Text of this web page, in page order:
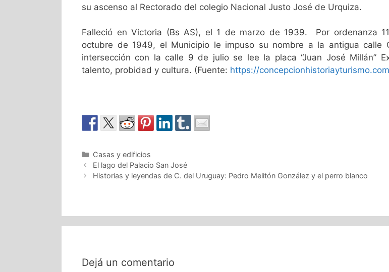
su ascenso al Rectorado del colegio Nacional Justo José de Urquiza.
Falleció en Victoria (Bs AS), el 1 de marzo de 1939. Por ordenanza
octubre de 1949, el Municipio le impuso su nombre a la antigua calle
intersección con la calle 9 de julio se lee la placa “Juan José Millán”
talento, probidad y cultura. (Fuente: https://
Casas y edificios
El lago del Palacio San José
Historias y leyendas de C. del Uruguay: Pedro Melitón González y el perro blanco
Dejá un comentario